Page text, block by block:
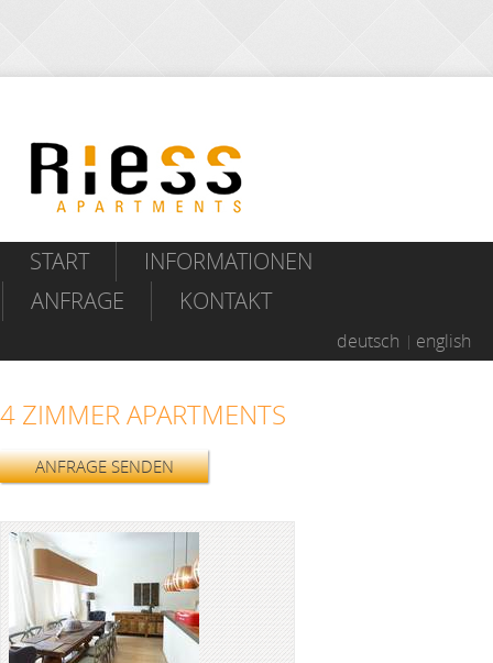
START
INFORMATIONEN
ANFRAGE
KONTAKT
deutsch english
4 ZIMMER APARTMENTS
ANFRAGE SENDEN